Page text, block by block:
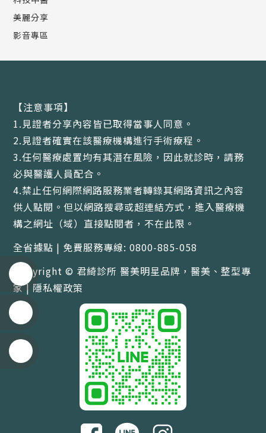
美麗分享
影音專區
【注意事項】
1.見證者分享內容皆已取得當事人同意。
2.見證者確實在該醫療機構進行手術療程。
3.任何醫療處置均有其潛在風險，因此就診時，請務
必與醫護人員配合。
4.禁止任何網際網路服務業者轉錄其網路資訊之內容
供人點閱。但以網路搜尋或超連結方式，進入醫療機
構之網址（域）直接點閱者，不在此限。
全省據點 | 免費服務專線: 0800-885-058
Copyright © 君綺診所 醫美明星品牌，醫美、整型專
家 | 隱私權政策